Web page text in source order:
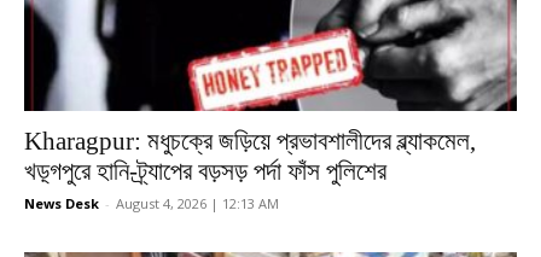
Kharagpur: মধুচক্রে জড়িয়ে প্রভাবশালীদের ব্ল্যাকমেল,
খড়্গপুরে হানি-ট্র্যাপের বড়সড় পর্দা ফাঁস পুলিশের
News Desk - August 4, 2026 | 12:13 AM